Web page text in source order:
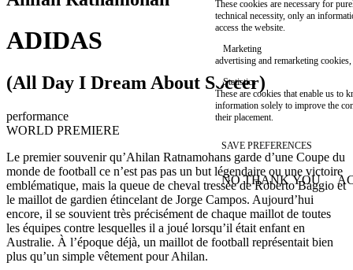
ADIDAS
(All Day I Dream About Soccer)
performance
WORLD PREMIERE
Le premier souvenir qu’Ahilan Ratnamohans garde d’une Coupe du
monde de football ce n’est pas pas un but légendaire ou une victoire
emblématique, mais la queue de cheval tressée de Roberto Baggio et
le maillot de gardien étincelant de Jorge Campos. Aujourd’hui
encore, il se souvient très précisément de chaque maillot de toutes
les équipes contre lesquelles il a joué lorsqu’il était enfant en
Australie. À l’époque déjà, un maillot de football représentait bien
plus qu’un simple vêtement pour Ahilan.
These cookies are necessary for
technical necessity, only an
access the website.
Marketing
advertising and remarketing cookies,
Statistics
These are cookies that enable us to
information solely to improve the
their placement.
SAVE PREFERENCES
NO THANK YOU
WITHDRAW